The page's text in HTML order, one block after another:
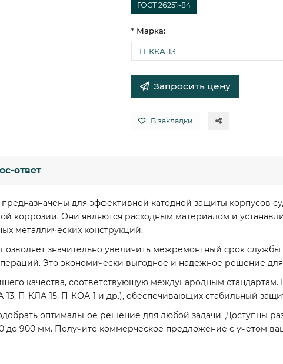
ГОСТ 26251-84
* Марка:
Запросить цену
В закладки
ответ
для эффективной катодной защиты корпусов
коррозии. Они являются расходным материалом и
металлических конструкций.
значительно увеличить межремонтный срок службы
Это экономически выгодное и надежное решение
качества, соответствующую международным стандартам.
П-КЛА-15, П-КОА-1 и др.), обеспечивающих стабильный
оптимальное решение для любой задачи. Доступны
до 900 мм. Получите коммерческое предложение с учетом